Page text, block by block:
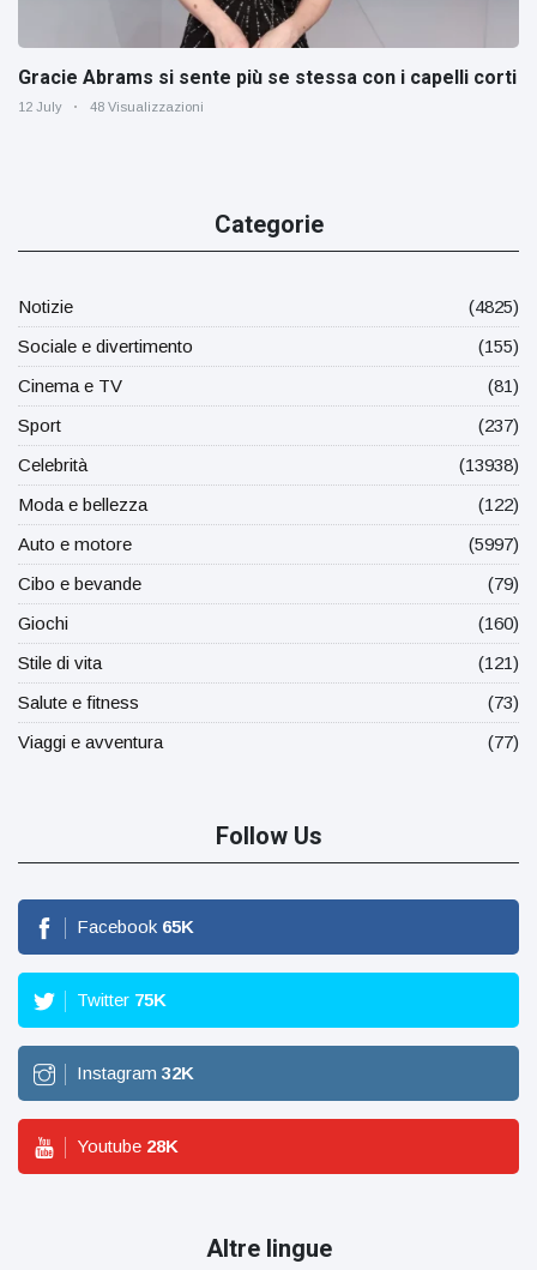
Gracie Abrams si sente più se stessa con i capelli corti
12 July 48 Visualizzazioni
Categorie
Notizie
(4825)
Sociale e divertimento
(155)
Cinema e TV
(81)
Sport
(237)
Celebrità
(13938)
Moda e bellezza
(122)
Auto e motore
(5997)
Cibo e bevande
(79)
Giochi
(160)
Stile di vita
(121)
Salute e fitness
(73)
Viaggi e avventura
(77)
Follow Us
Facebook 65K
Twitter 75K
Instagram 32K
Youtube 28K
Altre lingue